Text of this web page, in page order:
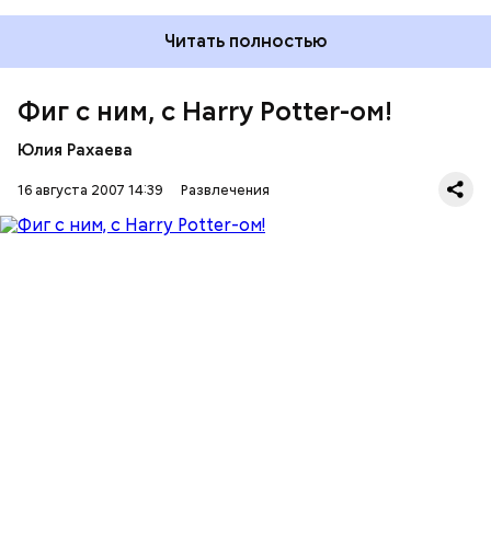
Читать полностью
Фиг с ним, с Harry Potter-ом!
Юлия Рахаева
16 августа 2007 14:39 Развлечения